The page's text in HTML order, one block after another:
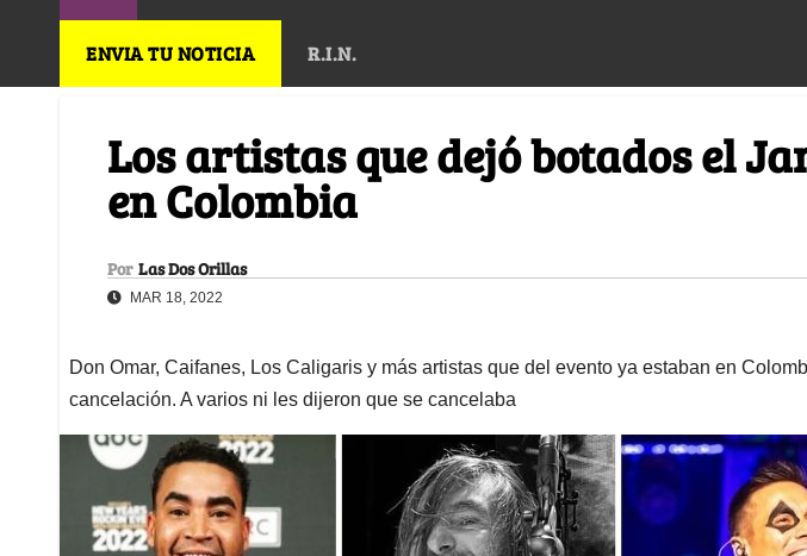
ENVIA TU NOTICIA R.I.N.
Los artistas que dejó botados el
en Colombia
Por Las Dos Orillas
MAR 18, 2022
Don Omar, Caifanes, Los Caligaris y más artistas que del evento ya estaban en
cancelación. A varios ni les dijeron que se cancelaba